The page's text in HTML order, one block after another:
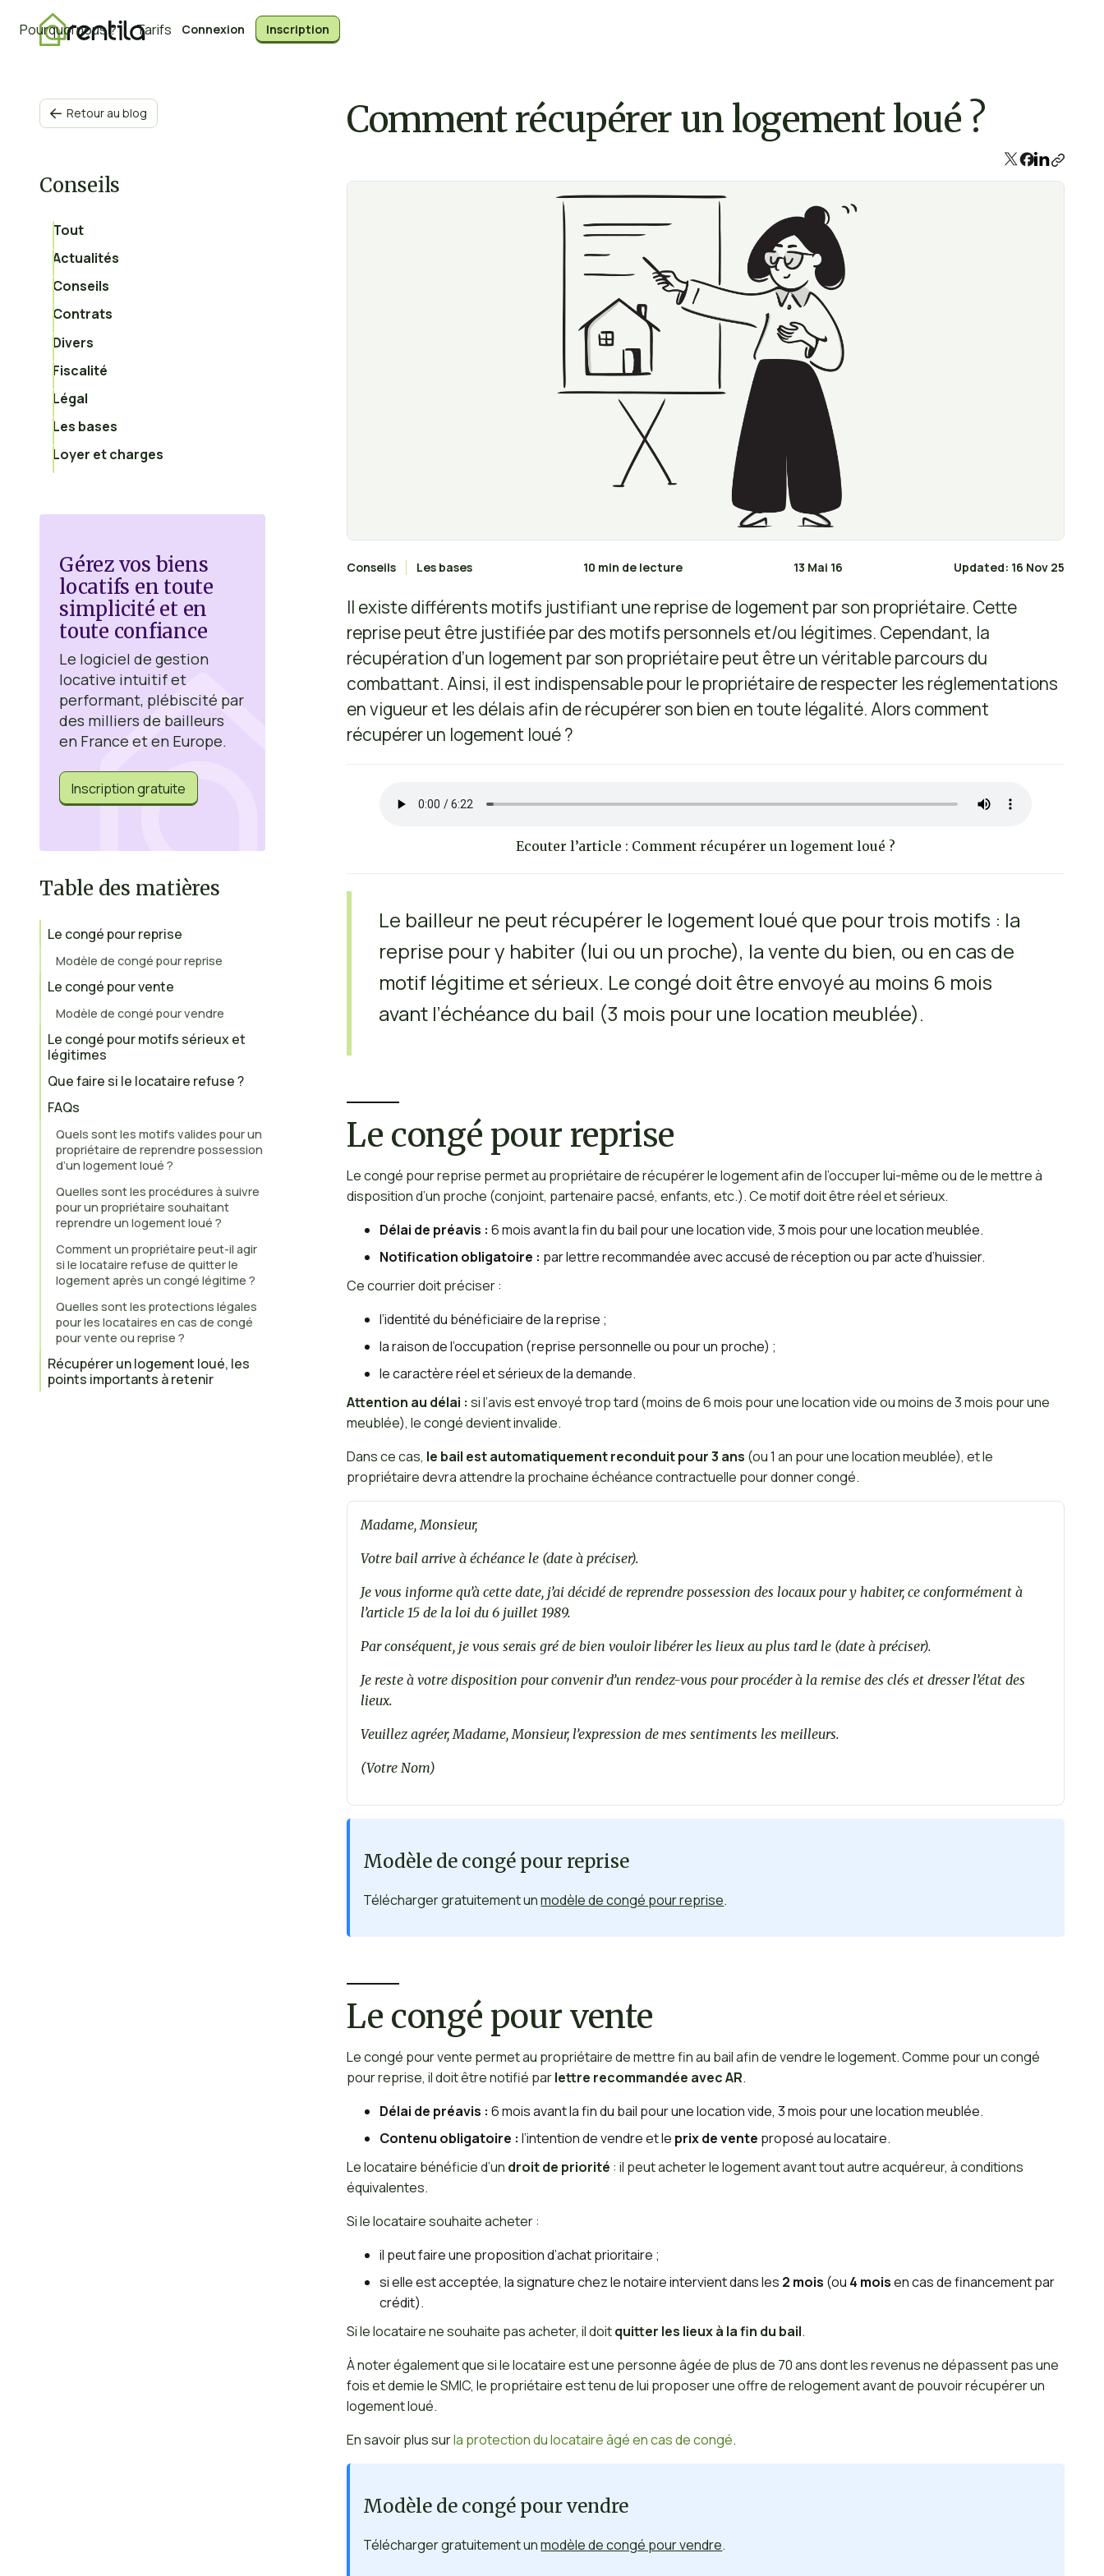
Connexion Inscription
Pourquoi nous ? Tarifs
 Retour au blog
Conseils
Tout
Actualités
Conseils
Contrats
Divers
Fiscalité
Légal
Les bases
Loyer et charges
Gérez vos biens
locatifs en toute
simplicité et en
toute confiance
Le logiciel de gestion
locative intuitif et
performant, plébiscité par
des milliers de bailleurs
en France et en Europe.
Inscription gratuite
Table des matières
Le congé pour reprise
Modèle de congé pour reprise
Le congé pour vente
Modèle de congé pour vendre
Le congé pour motifs sérieux et
légitimes
Que faire si le locataire refuse ?
FAQs
Quels sont les motifs valides pour un
propriétaire de reprendre possession
d’un logement loué ?
Quelles sont les procédures à suivre
pour un propriétaire souhaitant
reprendre un logement loué ?
Comment un propriétaire peut-il agir
si le locataire refuse de quitter le
logement après un congé légitime ?
Quelles sont les protections légales
pour les locataires en cas de congé
pour vente ou reprise ?
Récupérer un logement loué, les
points importants à retenir
Comment récupérer un logement loué ?
Conseils Les bases 10 min de lecture 13 Mai 16 Updated: 16 Nov 25
Il existe différents motifs justifiant une reprise de logement par son propriétaire. Cette
reprise peut être justifiée par des motifs personnels et/ou légitimes. Cependant, la
récupération d’un logement par son propriétaire peut être un véritable parcours du
combattant. Ainsi, il est indispensable pour le propriétaire de respecter les réglementations
en vigueur et les délais afin de récupérer son bien en toute légalité. Alors comment
récupérer un logement loué ?
Ecouter l’article : Comment récupérer un logement loué ?
Le bailleur ne peut récupérer le logement loué que pour trois motifs : la
reprise pour y habiter (lui ou un proche), la vente du bien, ou en cas de
motif légitime et sérieux. Le congé doit être envoyé au moins 6 mois
avant l’échéance du bail (3 mois pour une location meublée).
Le congé pour reprise
Le congé pour reprise permet au propriétaire de récupérer le logement afin de l’occuper lui-même ou de le mettre à
disposition d’un proche (conjoint, partenaire pacsé, enfants, etc.). Ce motif doit être réel et sérieux.
Délai de préavis : 6 mois avant la fin du bail pour une location vide, 3 mois pour une location meublée.
Notification obligatoire : par lettre recommandée avec accusé de réception ou par acte d’huissier.
Ce courrier doit préciser :
l’identité du bénéficiaire de la reprise ;
la raison de l’occupation (reprise personnelle ou pour un proche) ;
le caractère réel et sérieux de la demande.
Attention au délai : si l’avis est envoyé trop tard (moins de 6 mois pour une location vide ou moins de 3 mois pour une
meublée), le congé devient invalide.
Dans ce cas, le bail est automatiquement reconduit pour 3 ans (ou 1 an pour une location meublée), et le
propriétaire devra attendre la prochaine échéance contractuelle pour donner congé.
Madame, Monsieur,
Votre bail arrive à échéance le (date à préciser).
Je vous informe qu’à cette date, j’ai décidé de reprendre possession des locaux pour y habiter, ce conformément à
l’article 15 de la loi du 6 juillet 1989.
Par conséquent, je vous serais gré de bien vouloir libérer les lieux au plus tard le (date à préciser).
Je reste à votre disposition pour convenir d’un rendez-vous pour procéder à la remise des clés et dresser l’état des
lieux.
Veuillez agréer, Madame, Monsieur, l’expression de mes sentiments les meilleurs.
(Votre Nom)
Modèle de congé pour reprise
Télécharger gratuitement unmodèle de congé pour reprise.
Le congé pour vente
Le congé pour vente permet au propriétaire de mettre fin au bail afin de vendre le logement. Comme pour un congé
pour reprise, il doit être notifié parlettre recommandée avec AR.
Délai de préavis : 6 mois avant la fin du bail pour une location vide, 3 mois pour une location meublée.
Contenu obligatoire : l’intention de vendre et le prix de vente proposé au locataire.
Le locataire bénéficie d’un droit de priorité : il peut acheter le logement avant tout autre acquéreur, à conditions
équivalentes.
Si le locataire souhaite acheter :
il peut faire une proposition d’achat prioritaire ;
si elle est acceptée, la signature chez le notaire intervient dans les 2 mois (ou 4 moisen cas de financement par
crédit).
Si le locataire ne souhaite pas acheter, il doitquitter les lieux à la fin du bail.
À noter également que si le locataire est une personne âgée de plus de 70 ans dont les revenus ne dépassent pas une
fois et demie le SMIC, le propriétaire est tenu de lui proposer une offre de relogement avant de pouvoir récupérer un
logement loué.
En savoir plus surla protection du locataire âgé en cas de congé.
Modèle de congé pour vendre
Télécharger gratuitement unmodèle de congé pour vendre.